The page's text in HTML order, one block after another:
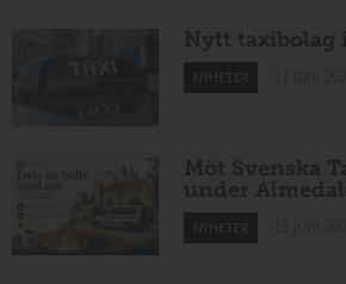
Nytt taxibolag
NYHETER
Möt Svenska
under
NYHETER